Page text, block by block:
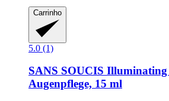
Carrinho
5.0 (1)
SANS SOUCIS Illuminating
Augenpflege, 15 ml